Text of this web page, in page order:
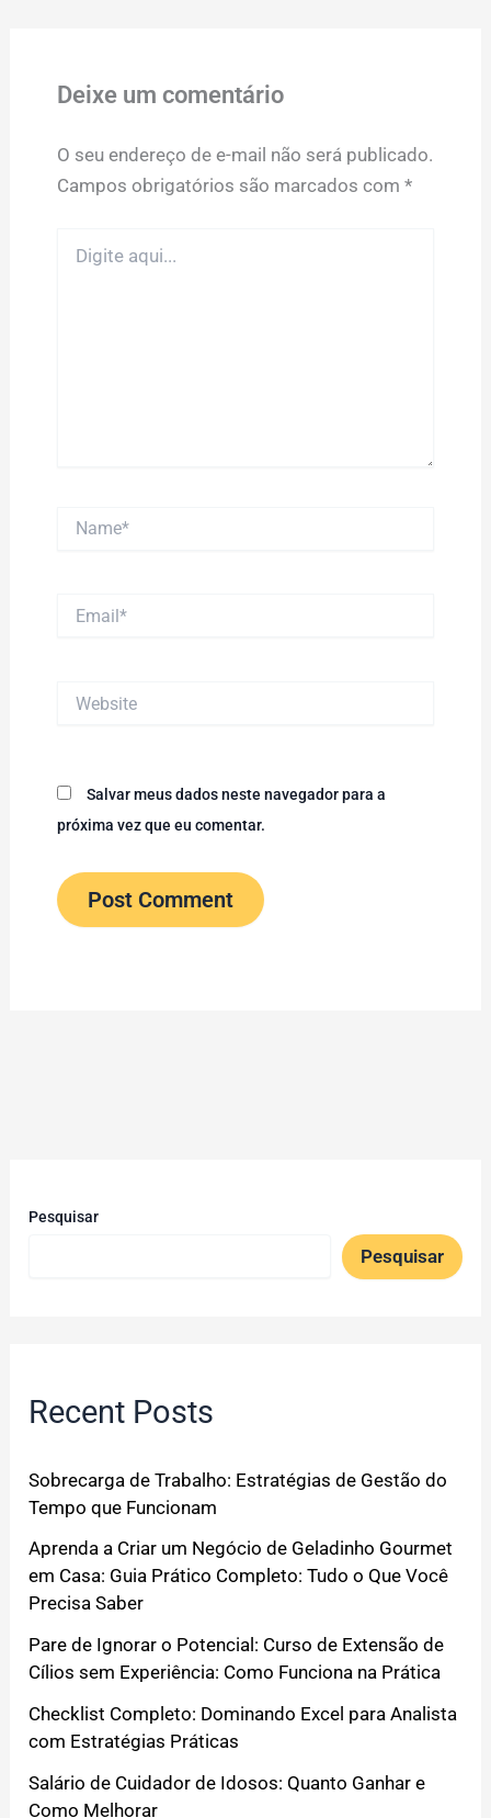
Deixe um comentário
O seu endereço de e-mail não será publicado.
Campos obrigatórios são marcados com *
aqui...
Salvar meus dados neste navegador para a
próxima vez que eu comentar.
Pesquisar
Pesquisar
Recent Posts
Sobrecarga de Trabalho: Estratégias de Gestão do
Tempo que Funcionam
Aprenda a Criar um Negócio de Geladinho Gourmet
em Casa: Guia Prático Completo: Tudo o Que Você
Precisa Saber
Pare de Ignorar o Potencial: Curso de Extensão de
Cílios sem Experiência: Como Funciona na Prática
Checklist Completo: Dominando Excel para Analista
com Estratégias Práticas
Salário de Cuidador de Idosos: Quanto Ganhar e
Como Melhorar